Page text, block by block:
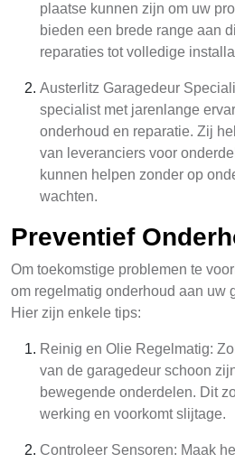
plaatse kunnen zijn om uw
bieden een brede range aan
reparaties tot volledige
Austerlitz Garagedeur
specialist met jarenlange
onderhoud en reparatie. Zij
van leveranciers voor
kunnen helpen zonder op
wachten.
Preventief
Om toekomstige problemen te
om regelmatig onderhoud aan uw
Hier zijn enkele tips:
Reinig en Olie Regelmatig:
van de garagedeur schoon
bewegende onderdelen. Dit
werking en voorkomt slijtage.
Controleer Sensoren: Maak